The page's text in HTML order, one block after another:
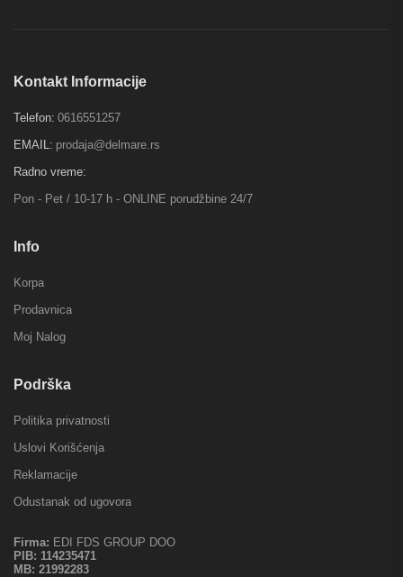
Kontakt Informacije
Telefon: 0616551257
EMAIL: prodaja@delmare.rs
Radno vreme:
Pon - Pet / 10-17 h - ONLINE porudžbine 24/7
Info
Korpa
Prodavnica
Moj Nalog
Podrška
Politika privatnosti
Uslovi Korišćenja
Reklamacije
Odustanak od ugovora
Firma: EDI FDS GROUP DOO
PIB: 114235471
MB: 21992283